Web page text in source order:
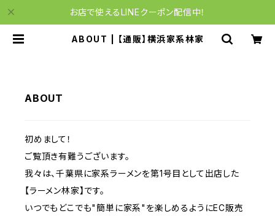
お店で使えるLINEクーポン配信中！
ABOUT | 【通販】横浜家系林家
ABOUT
初めまして！
ご覧頂き有難うございます。
我々は、千葉県に家系ラーメンを第1号目として出店した
【ラーメン林家】です。
いつでもどこでも"簡単に家系"を楽しめるようにEC販売